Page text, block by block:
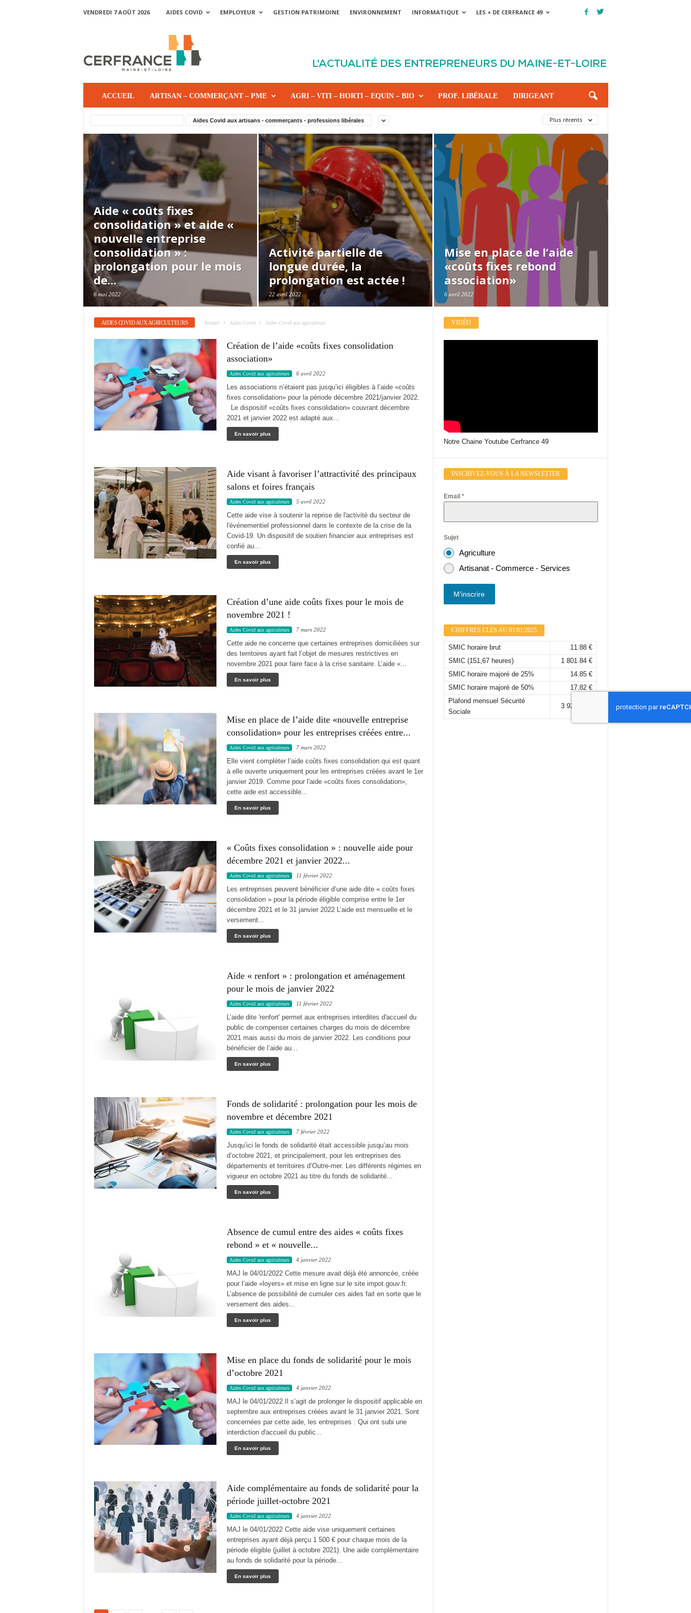
VENDREDI 7 AOÛT 2026 AIDES COVID EMPLOYEUR GESTION PATRIMOINE ENVIRONNEMENT INFORMATIQUE LES + DE CERFRANCE 49
ACCUEIL ARTISAN – COMMERÇANT – PME AGRI – VITI – HORTI – EQUIN – BIO PROF. LIBÉRALE DIRIGEANT
Aides Covid aux artisans - commerçants - professions libérales Plus récents
Aide « coûts fixes
consolidation » et aide «
nouvelle entreprise
consolidation » :
prolongation pour le mois
de...
6 mai 2022
Activité partielle de
longue durée, la
prolongation est actée !
22 avril 2022
Mise en place de l’aide
«coûts fixes rebond
association»
6 avril 2022
AIDES COVID AUX AGRICULTEURS Accueil Aides Covid Aides Covid aux agriculteurs
Création de l’aide «coûts fixes consolidation
association»
Aides Covid aux agriculteurs 6 avril 2022
Les associations n’étaient pas jusqu’ici éligibles à l’aide «coûts
fixes consolidation» pour la période décembre 2021/janvier 2022.
Le dispositif «coûts fixes consolidation» couvrant décembre
2021 et janvier 2022 est adapté aux...
En savoir plus
Aide visant à favoriser l’attractivité des principaux
salons et foires français
Aides Covid aux agriculteurs 5 avril 2022
Cette aide vise à soutenir la reprise de l'activité du secteur de
l'événementiel professionnel dans le contexte de la crise de la
Covid-19. Un dispositif de soutien financier aux entreprises est
confié au...
En savoir plus
Création d’une aide coûts fixes pour le mois de
novembre 2021 !
Aides Covid aux agriculteurs 7 mars 2022
Cette aide ne concerne que certaines entreprises domiciliées sur
des territoires ayant fait l’objet de mesures restrictives en
novembre 2021 pour faire face à la crise sanitaire. L’aide «...
En savoir plus
Mise en place de l’aide dite «nouvelle entreprise
consolidation» pour les entreprises créées entre...
Aides Covid aux agriculteurs 7 mars 2022
Elle vient compléter l’aide coûts fixes consolidation qui est quant
à elle ouverte uniquement pour les entreprises créées avant le 1er
janvier 2019. Comme pour l'aide «coûts fixes consolidation»,
cette aide est accessible...
En savoir plus
« Coûts fixes consolidation » : nouvelle aide pour
décembre 2021 et janvier 2022...
Aides Covid aux agriculteurs 11 février 2022
Les entreprises peuvent bénéficier d’une aide dite « coûts fixes
consolidation » pour la période éligible comprise entre le 1er
décembre 2021 et le 31 janvier 2022 L’aide est mensuelle et le
versement...
En savoir plus
Aide « renfort » : prolongation et aménagement
pour le mois de janvier 2022
Aides Covid aux agriculteurs 11 février 2022
L’aide dite 'renfort' permet aux entreprises interdites d'accueil du
public de compenser certaines charges du mois de décembre
2021 mais aussi du mois de janvier 2022. Les conditions pour
bénéficier de l’aide au...
En savoir plus
Fonds de solidarité : prolongation pour les mois de
novembre et décembre 2021
Aides Covid aux agriculteurs 7 février 2022
Jusqu’ici le fonds de solidarité était accessible jusqu’au mois
d’octobre 2021, et principalement, pour les entreprises des
départements et territoires d’Outre-mer. Les différents régimes en
vigueur en octobre 2021 au titre du fonds de solidarité...
En savoir plus
Absence de cumul entre des aides « coûts fixes
rebond » et « nouvelle...
Aides Covid aux agriculteurs 4 janvier 2022
MAJ le 04/01/2022 Cette mesure avait déjà été annoncée, créée
pour l’aide «loyers» et mise en ligne sur le site impot.gouv.fr.
L’absence de possibilité de cumuler ces aides fait en sorte que le
versement des aides...
En savoir plus
Mise en place du fonds de solidarité pour le mois
d’octobre 2021
Aides Covid aux agriculteurs 4 janvier 2022
MAJ le 04/01/2022 Il s’agit de prolonger le dispositif applicable en
septembre aux entreprises créées avant le 31 janvier 2021. Sont
concernées par cette aide, les entreprises : Qui ont subi une
interdiction d'accueil du public...
En savoir plus
Aide complémentaire au fonds de solidarité pour la
période juillet-octobre 2021
Aides Covid aux agriculteurs 4 janvier 2022
MAJ le 04/01/2022 Cette aide vise uniquement certaines
entreprises ayant déjà perçu 1 500 € pour chaque mois de la
période éligible (juillet à octobre 2021). Une aide complémentaire
au fonds de solidarité pour la période...
En savoir plus
VIDÉO
Notre Chaine Youtube Cerfrance 49
INSCRIVEZ-VOUS À LA NEWSLETTER
Email *
Sujet
Agriculture
Artisanat - Commerce - Services
M'inscrire
CHIFFRES CLÉS AU 01/01/2025
SMIC horaire brut
11.88 €
SMIC (151,67 heures)
1 801.84 €
SMIC horaire majoré de 25%
14.85 €
SMIC horaire majoré de 50%
17.82 €
Plafond mensuel Sécurité
Sociale
3 925,00 €